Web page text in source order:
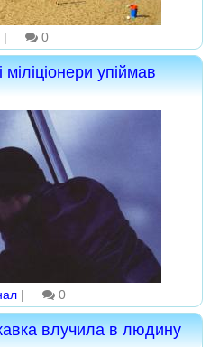
| 0
упіймав
| 0
влучила в людину